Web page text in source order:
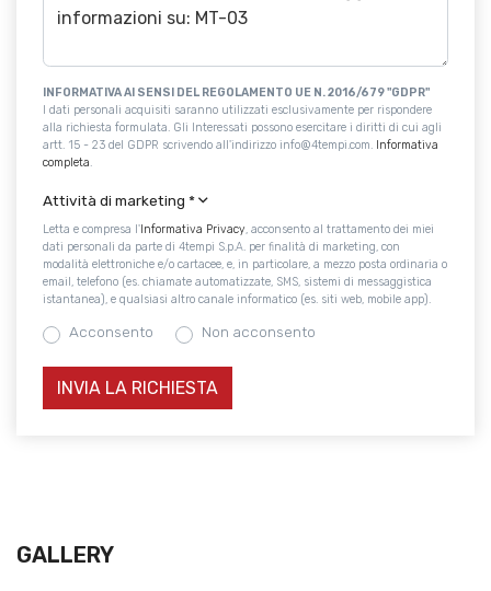
INFORMATIVA AI SENSI DEL REGOLAMENTO UE N. 2016/679 "GDPR"
I dati personali acquisiti saranno utilizzati esclusivamente per rispondere
alla richiesta formulata. Gli Interessati possono esercitare i diritti di cui agli
artt. 15 - 23 del GDPR scrivendo all'indirizzo info@4tempi.com. Informativa
completa.
Attività di marketing *
Letta e compresa l' Informativa Privacy, acconsento al trattamento dei miei
dati personali da parte di 4tempi S.p.A. per finalità di marketing, con
modalità elettroniche e/o cartacee, e, in particolare, a mezzo posta ordinaria o
email, telefono (es. chiamate automatizzate, SMS, sistemi di messaggistica
istantanea), e qualsiasi altro canale informatico (es. siti web, mobile app).
Acconsento Non acconsento
GALLERY